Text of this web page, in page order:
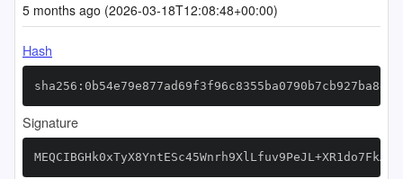
5 months ago (2026-03-18T12:08:48+00:00)
Hash
Signature